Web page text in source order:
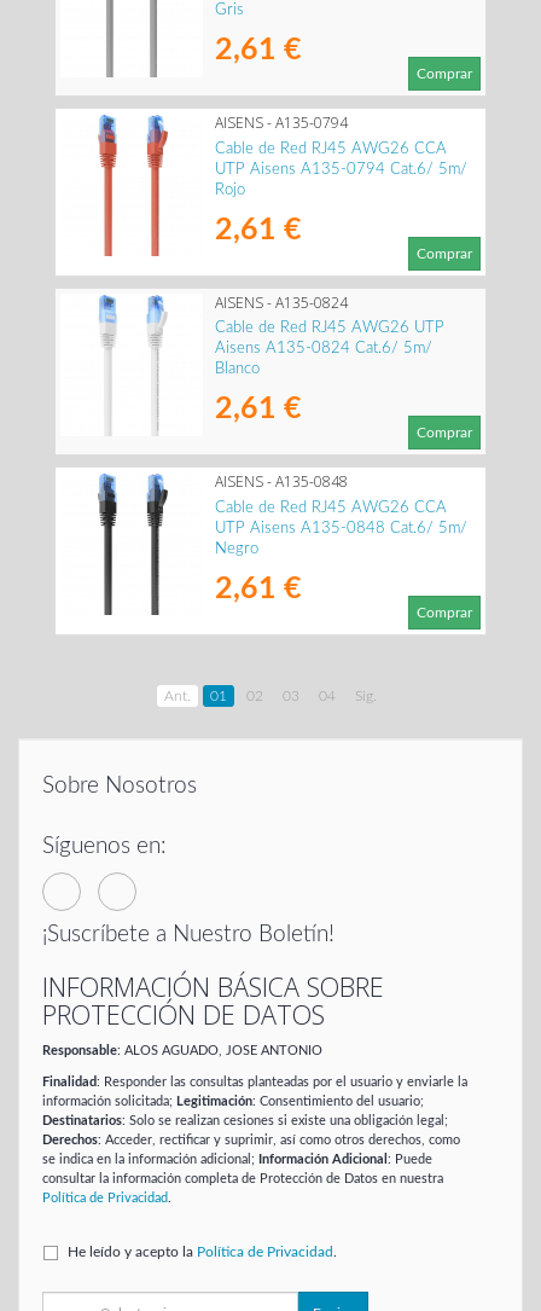
Gris
2,61 €
Comprar
AISENS - A135-0794
Cable de Red RJ45 AWG26 CCA
UTP Aisens A135-0794 Cat.6/ 5m/
Rojo
2,61 €
Comprar
AISENS - A135-0824
Cable de Red RJ45 AWG26 UTP
Aisens A135-0824 Cat.6/ 5m/
Blanco
2,61 €
Comprar
AISENS - A135-0848
Cable de Red RJ45 AWG26 CCA
UTP Aisens A135-0848 Cat.6/ 5m/
Negro
2,61 €
Comprar
Ant. 01 02 03 04 Sig.
Sobre Nosotros
Síguenos en:
¡Suscríbete a Nuestro Boletín!
INFORMACIÓN BÁSICA SOBRE
PROTECCIÓN DE DATOS
Responsable: ALOS AGUADO, JOSE ANTONIO
Finalidad: Responder las consultas planteadas por el usuario y enviarle la
información solicitada; Legitimación: Consentimiento del usuario;
Destinatarios: Solo se realizan cesiones si existe una obligación legal;
Derechos: Acceder, rectificar y suprimir, así como otros derechos, como
se indica en la información adicional;
Información Adicional : Puede
consultar la información completa de Protección de Datos en nuestra
Política de Privacidad
He leído y acepto la Política de Privacidad